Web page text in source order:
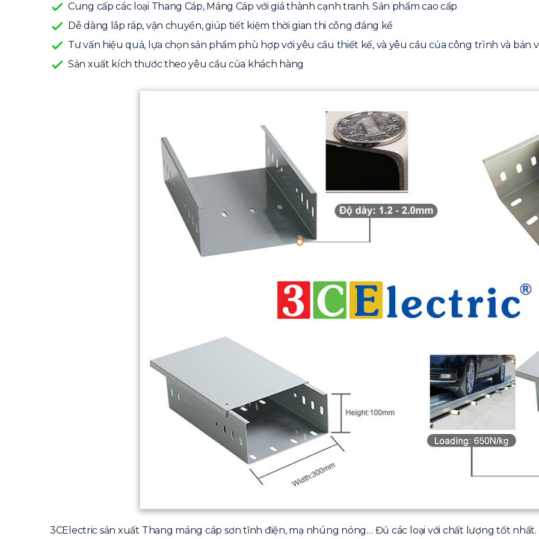
Cung cấp các loại Thang Cáp, Máng Cáp với giá thành cạnh tranh. Sản phẩm cao cấp
Dễ dàng lắp ráp, vận chuyển, giúp tiết kiệm thời gian thi công đáng kể
Tư vấn hiệu quả, lựa chọn sản phẩm phù hợp với yêu cầu thiết kế, và yêu cầu của công trình và bản
Sản xuất kích thước theo yêu cầu của khách hàng
3CElectric sản xuất Thang máng cáp sơn tĩnh điện, mạ nhúng nóng… Đủ các loại với chất lượng tốt